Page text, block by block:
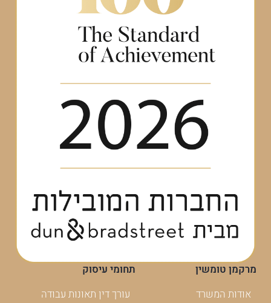
מרקמן טומשין
אודות המשרד
תחומי עיסוק
עורך דין תאונות עבודה